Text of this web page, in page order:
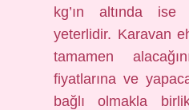
kg’ın altında
yeterlidir. Karavan
tamamen
fiyatlarına ve
bağlı olmakla